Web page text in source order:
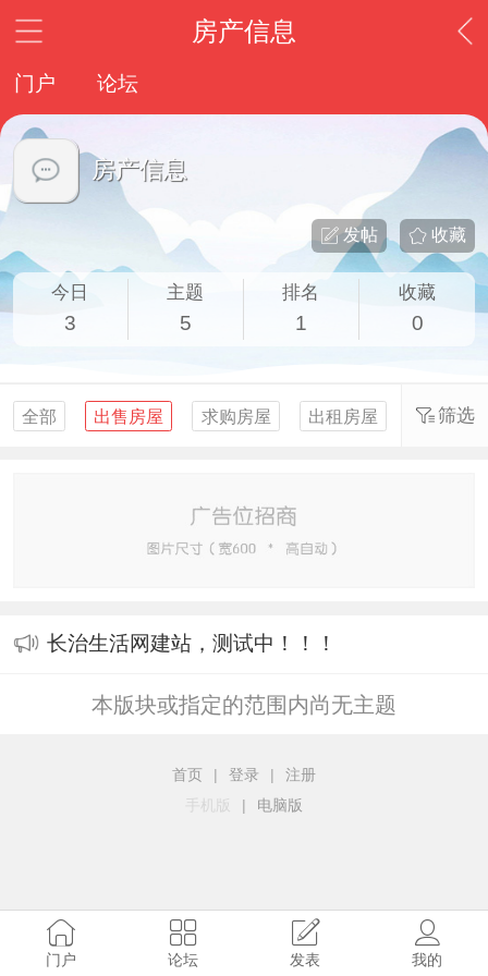
房产信息
门户 论坛
房产信息
收藏
发帖
今日
3
主题
5
排名
1
收藏
0
全部 出售房屋 求购房屋 出租房屋 求租房屋
筛选
长治生活网建站，测试中！！！
本版块或指定的范围内尚无主题
首页 | 登录 |
注册
手机版
| 电脑版
门户 论坛 发表 我的